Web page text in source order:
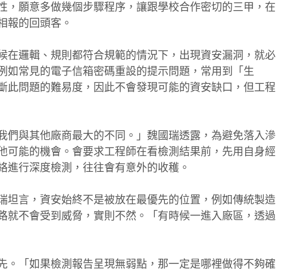
，願意多做幾個步驟程序，讓跟學校合作密切的三甲，在
報的回頭客。
在邏輯、規則都符合規範的情況下，出現資安漏洞，就必
如常見的電子信箱密碼重設的提示問題，常用到「生
此問題的難易度，因此不會發現可能的資安缺口，但工程
們與其他廠商最大的不同。」魏國瑞透露，為避免落入滲
可能的機會。會要求工程師在看檢測結果前，先用自身經
行深度檢測，往往會有意外的收穫。
坦言，資安始終不是被放在最優先的位置，例如傳統製造
就不會受到威脅，實則不然。「有時候一進入廠區，透過
。「如果檢測報告呈現無弱點，那一定是哪裡做得不夠確